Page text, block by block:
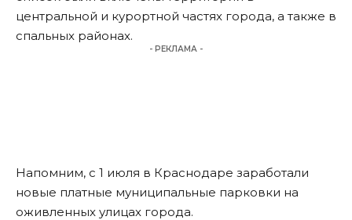
центральной и курортной частях города, а также в
спальных районах.
- РЕКЛАМА -
Напомним, с 1 июля в Краснодаре заработали
новые платные муниципальные парковки на
оживленных улицах города.